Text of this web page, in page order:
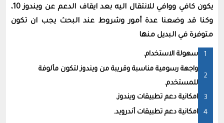
يكون كافي ووافي للانتقال اليه بعد ايقاف الدعم عن ويندوز 10،
وكنا قد وضعنا عدة أمور وشروط عند البحث يجب ان تكون
متوفرة في البديل منها
سهولة الاستخدام.
واجهة رسومية مناسبة وقريبة من ويندوز لتكون مألوفة
للمستخدم.
امكانية دعم تطبيقات ويندوز.
امكانية دعم تطبيقات أندرويد.